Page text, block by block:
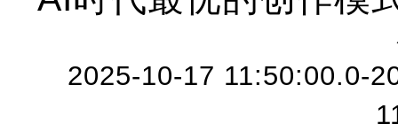
2025-10-17 11:50:00.0-